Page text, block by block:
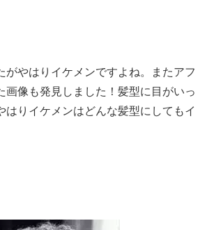
がやはりイケメンですよね。またアフ
像も発見しました！髪型に目がいっ
はりイケメンはどんな髪型にしてもイ
ですよね。